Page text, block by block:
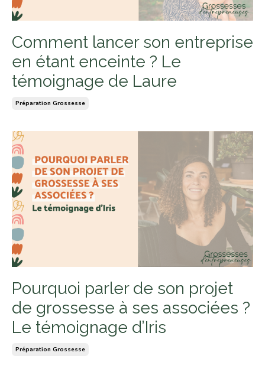
Comment lancer son entreprise
en étant enceinte ? Le
témoignage de Laure
Préparation Grossesse
Pourquoi parler de son projet
de grossesse à ses associées ?
Le témoignage d’Iris
Préparation Grossesse